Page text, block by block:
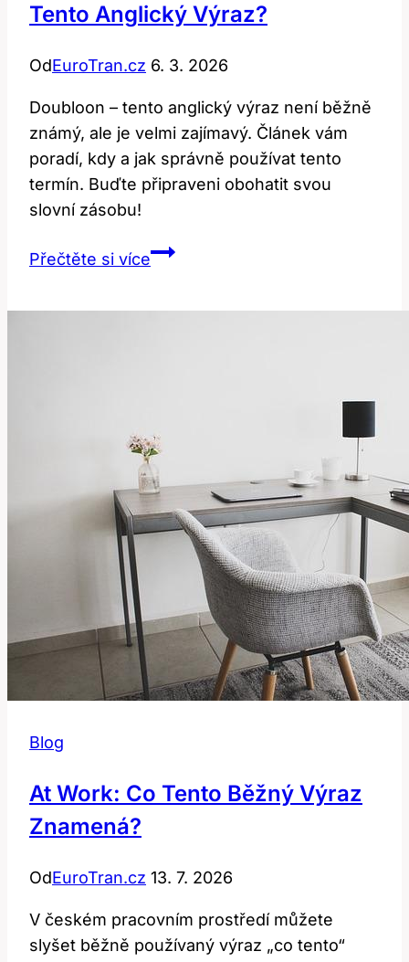
Tento Anglický Výraz?
OdEuroTran.cz 6. 3. 2026
Doubloon – tento anglický výraz není běžně
známý, ale je velmi zajímavý. Článek vám
poradí, kdy a jak správně používat tento
termín. Buďte připraveni obohatit svou
slovní zásobu!
Přečtěte si víceDoubloon:
Blog
At Work: Co Tento Běžný Výraz
Znamená?
OdEuroTran.cz 13. 7. 2026
V českém pracovním prostředí můžete
slyšet běžně používaný výraz „co tento“